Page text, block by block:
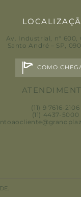
Av. Industrial, n° 600,
Santo André – SP,
COMO
(11) 9 7616-2106
(11) 4437-5000